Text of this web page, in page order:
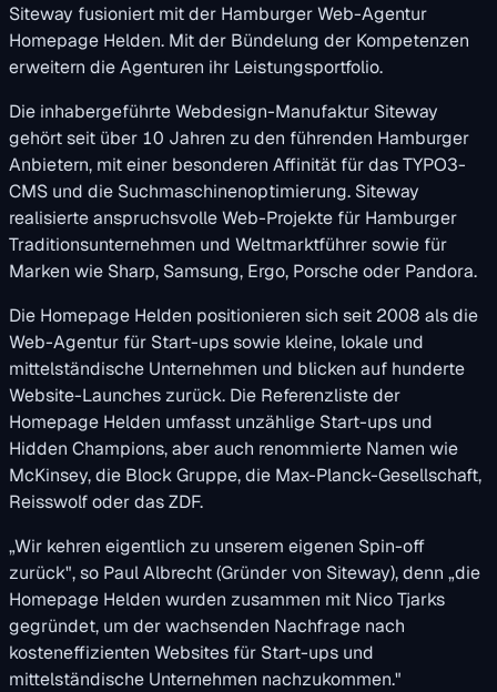
Siteway fusioniert mit der Hamburger Web-Agentur
Homepage Helden. Mit der Bündelung der Kompetenzen
erweitern die Agenturen ihr Leistungsportfolio.
Die inhabergeführte Webdesign-Manufaktur Siteway
gehört seit über 10 Jahren zu den führenden Hamburger
Anbietern, mit einer besonderen Affinität für das TYPO3-
CMS und die Suchmaschinenoptimierung. Siteway
realisierte anspruchsvolle Web-Projekte für Hamburger
Traditionsunternehmen und Weltmarktführer sowie für
Marken wie Sharp, Samsung, Ergo, Porsche oder Pandora.
Die Homepage Helden positionieren sich seit 2008 als die
Web-Agentur für Start-ups sowie kleine, lokale und
mittelständische Unternehmen und blicken auf hunderte
Website-Launches zurück. Die Referenzliste der
Homepage Helden umfasst unzählige Start-ups und
Hidden Champions, aber auch renommierte Namen wie
McKinsey, die Block Gruppe, die Max-Planck-Gesellschaft,
Reisswolf oder das ZDF.
„Wir kehren eigentlich zu unserem eigenen Spin-off
zurück", so Paul Albrecht (Gründer von Siteway), denn „die
Homepage Helden wurden zusammen mit Nico Tjarks
gegründet, um der wachsenden Nachfrage nach
kosteneffizienten Websites für Start-ups und
mittelständische Unternehmen nachzukommen."